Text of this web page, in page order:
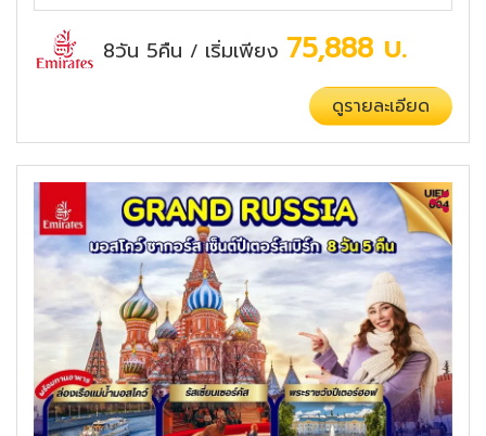
8วัน 5คืน / เริ่มเพียง 75,888 บ.
ดูรายละเอียด